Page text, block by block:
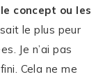
concept ou les
le plus peur
Je n’ai pas
Cela ne me